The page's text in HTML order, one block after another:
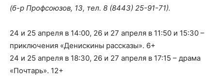
(б-р Профсоюзов, 13, тел. 8 (8443) 25-91-71).
24 и 25 апреля в 14:00, 26 и 27 апреля в 11:50 и 15:30 –
приключения «Денискины рассказы». 6+
24 и 25 апреля в 18:30, 26 и 27 апреля в 17:15 – драма
«Почтарь». 12+